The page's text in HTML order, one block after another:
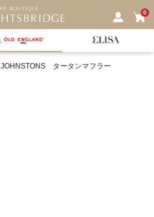
0
JOHNSTONS タータンマフラー